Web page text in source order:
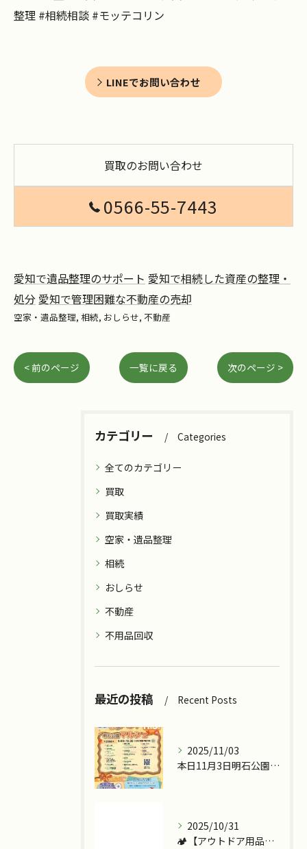
整理 #相続相談 #モッテコリン
LINEでお問い合わせ
買取のお問い合わせ
0566-55-7443
愛知で遺品整理のサポート 愛知で相続した資産の整理・
処分 愛知で管理困難な不動産の売却
空家・遺品整理 相続 おしらせ 不動産
< 前のページ 一覧に戻る 次のページ >
カテゴリー Categories
全てのカテゴリー
買取
買取実績
空家・遺品整理
相続
おしらせ
不動産
不用品回収
最近の投稿 Recent Posts
2025/11/03
本日11月3日明石公園で『ツカッテチョ』&『モッテコリン』で...
2025/10/31
🏕️【アウトドア用品、今こそ見直しませんか？】